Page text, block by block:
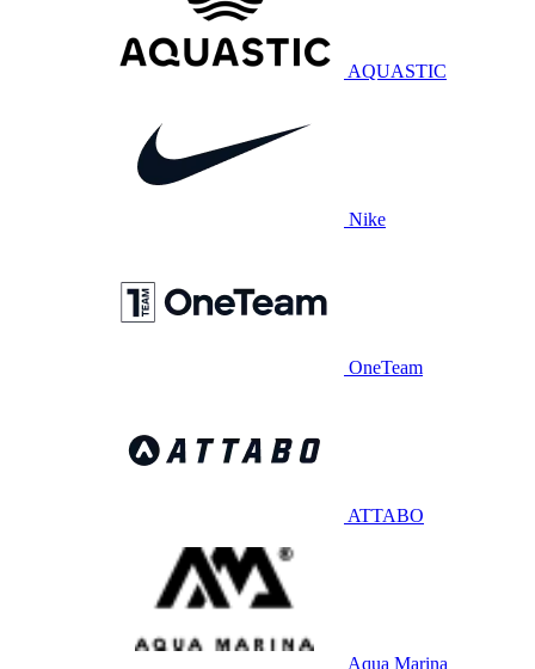
AQUASTIC
Nike
OneTeam
ATTABO
Aqua Marina